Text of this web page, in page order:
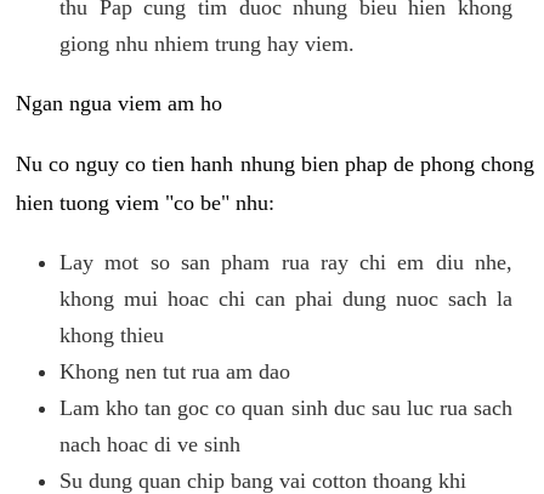
thu Pap cung tim duoc nhung bieu hien khong
giong nhu nhiem trung hay viem.
Ngan ngua viem am ho
Nu co nguy co tien hanh nhung bien phap de phong chong
hien tuong viem "co be" nhu:
Lay mot so san pham rua ray chi em diu nhe,
khong mui hoac chi can phai dung nuoc sach la
khong thieu
Khong nen tut rua am dao
Lam kho tan goc co quan sinh duc sau luc rua sach
nach hoac di ve sinh
Su dung quan chip bang vai cotton thoang khi